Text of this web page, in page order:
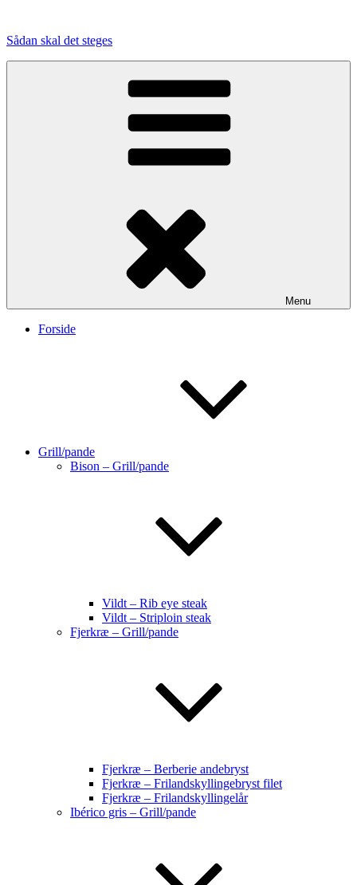
indhold
Sådan skal det steges
Menu
Forside
Grill/pande
Bison – Grill/pande
Vildt – Rib eye steak
Vildt – Striploin steak
Fjerkræ – Grill/pande
Fjerkræ – Berberie andebryst
Fjerkræ – Frilandskyllingebryst filet
Fjerkræ – Frilandskyllingelår
Ibérico gris – Grill/pande